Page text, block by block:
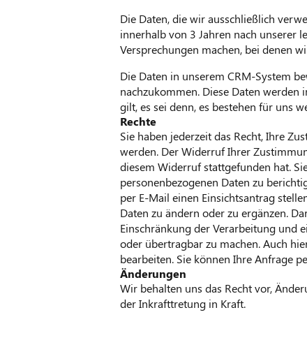
Die Daten, die wir ausschließlich
innerhalb von 3 Jahren nach unserer
Versprechungen machen, bei denen
Die Daten in unserem CRM-System
nachzukommen. Diese Daten
gilt, es sei denn, es bestehen für uns
Rechte
Sie haben jederzeit das Recht, Ihre
werden. Der Widerruf Ihrer
diesem Widerruf stattgefunden hat.
personenbezogenen Daten zu
per E-Mail einen Einsichtsantrag
Daten zu ändern oder zu ergänzen.
Einschränkung der Verarbeitung und
oder übertragbar zu machen. Auch
bearbeiten. Sie können Ihre Anfrage
Änderungen
Wir behalten uns das Recht vor,
der Inkrafttretung in Kraft.